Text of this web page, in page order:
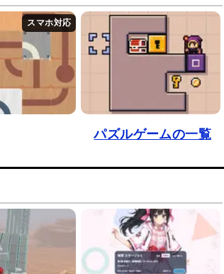
パズルゲームの一覧